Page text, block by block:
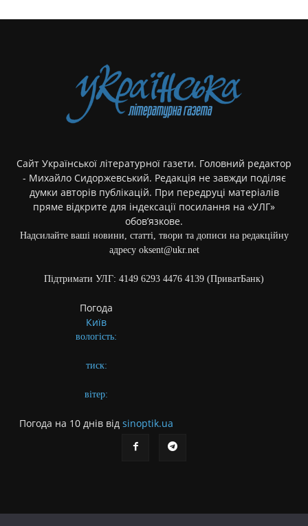
Сайт Української літературної газети. Головний редактор
- Михайло Сидоржевський. Редакція не завжди поділяє
думки авторів публікацій. При передруці матеріалів
пряме відкрите для індексації посилання на «УЛГ»
обов’язкове.
Надсилайте ваші новини, статті, твори та дописи на редакційну
адресу oksent@ukr.net
Підтримати УЛГ: 4149 6293 4476 4139 (ПриватБанк)
Погода
Київ
вологість:
тиск:
вітер:
Погода на 10 днів від sinoptik.ua